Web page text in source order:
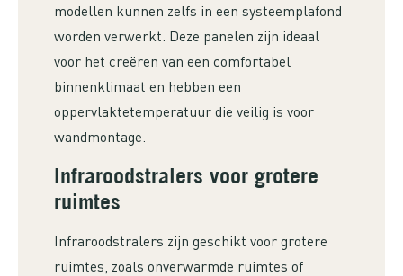
modellen kunnen zelfs in een systeemplafond
worden verwerkt. Deze panelen zijn ideaal
voor het creëren van een comfortabel
binnenklimaat en hebben een
oppervlaktetemperatuur die veilig is voor
wandmontage.
Infraroodstralers voor grotere
ruimtes
Infraroodstralers zijn geschikt voor grotere
ruimtes, zoals onverwarmde ruimtes of